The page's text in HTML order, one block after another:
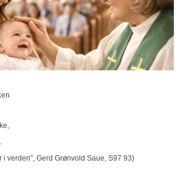
i verden”, Gerd Grønvold Saue, S97 93)